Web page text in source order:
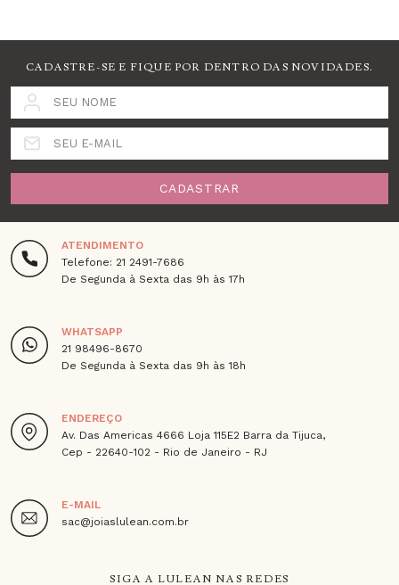
CADASTRE-SE E FIQUE POR DENTRO DAS NOVIDADES.
SEU NOME
SEU E-MAIL
CADASTRAR
ATENDIMENTO
Telefone: 21 2491-7686
De Segunda à Sexta das 9h às 17h
WHATSAPP
21 98496-8670
De Segunda à Sexta das 9h às 18h
ENDEREÇO
Av. Das Americas 4666 Loja 115E2 Barra da Tijuca,
Cep - 22640-102 - Rio de Janeiro - RJ
E-MAIL
sac@joiaslulean.com.br
SIGA A LULEAN NAS REDES